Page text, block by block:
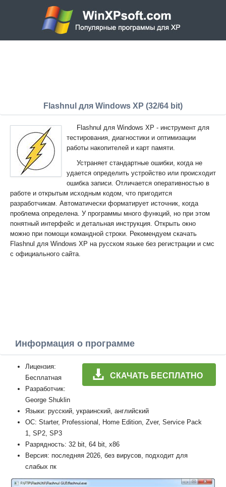
Flashnul для Windows XP (32/64 bit)
Flashnul для Windows XP - инструмент для
тестирования, диагностики и оптимизации
работы накопителей и карт памяти.
Устраняет стандартные ошибки, когда не
удается определить устройство или происходит
ошибка записи. Отличается оперативностью в
работе и открытым исходным кодом, что пригодится
разработчикам. Автоматически форматирует источник, когда
проблема определена. У программы много функций, но при этом
понятный интерфейс и детальная инструкция. Открыть окно
можно при помощи командной строки. Рекомендуем скачать
Flashnul для Windows XP на русском языке без регистрации и смс
с официального сайта.
Информация о программе
СКАЧАТЬ БЕСПЛАТНО
Лицензия:
Бесплатная
Разработчик:
George Shuklin
Языки: русский, украинский, английский
ОС: Starter, Professional, Home Edition, Zver, Service Pack
1, SP2, SP3
Разрядность: 32 bit, 64 bit, x86
Версия: последняя 2026, без вирусов, подходит для
слабых пк